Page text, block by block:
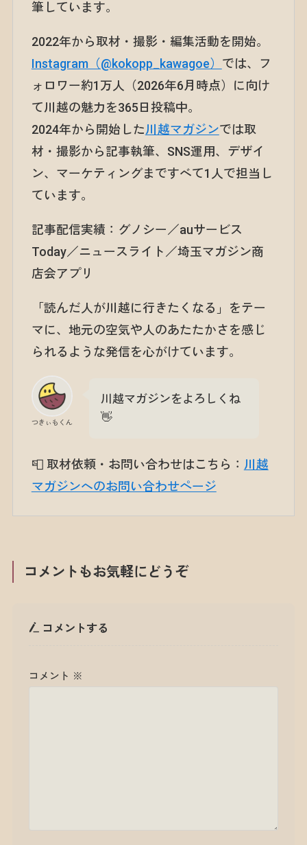
筆しています。
2022年から取材・撮影・編集活動を開始。
Instagram（@kokopp_kawagoe） では、フ
ォロワー約1万人（2026年6月時点）に向け
て川越の魅力を365日投稿中。
2024年から開始した川越マガジンでは取
材・撮影から記事執筆、SNS運用、デザイ
ン、マーケティングまですべて1人で担当し
ています。
記事配信実績：グノシー／auサービス
Today／ニュースライト／埼玉マガジン商
店会アプリ
「読んだ人が川越に行きたくなる」をテー
マに、地元の空気や人のあたたかさを感じ
られるような発信を心がけています。
つきぃもくん
川越マガジンをよろしくね
👋
📮 取材依頼・お問い合わせはこちら： 川越
マガジンへのお問い合わせページ
コメントもお気軽にどうぞ
コメントする
コメント ※